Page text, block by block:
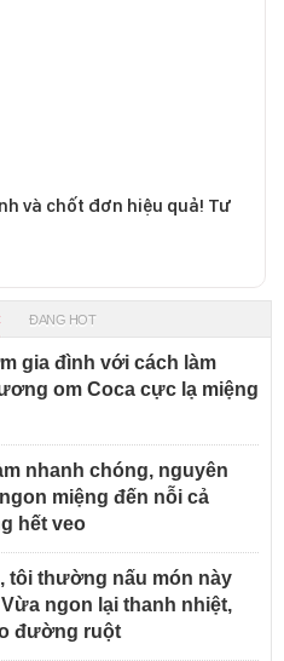
và chốt đơn hiệu quả! Tư
ĐANG HOT
gia đình với cách làm
om Coca cực lạ miệng
nhanh chóng, nguyên
miệng đến nỗi cả
hết veo
tôi thường nấu món này
ngon lại thanh nhiệt,
đường ruột